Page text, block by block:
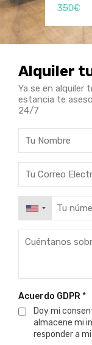
350€
150€
150€
Alquiler
Ya se en alquiler
estancia te
24/7
Acuerdo GDPR*
Doy mi
almacene mi
responder a